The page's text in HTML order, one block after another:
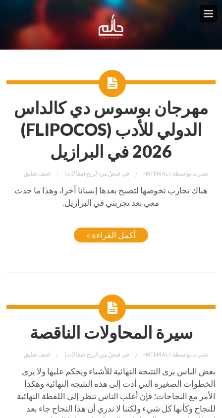
مهرجان بوسوس دي كالداس
الدولي للأدب (FLIPOCOS)
2026 في البرازيل
نشرت بواسطة: HATEM ALI في قبضٌ من الريح (مقالات) اضف تعليق
هناك تجارب تخوضها لتصبح بعدها إنسانا آخرا، وهذا ما حدث
معي بعد تجربتي في البرازيل.
أكمل القراءة »
سيرة المحاولات الناقصة
نشرت بواسطة: HATEM ALI في قبضٌ من الريح (مقالات) اضف تعليق
بعض الناس يرى النتيجة النهائية للأشياء ويحكم عليها ولا يرى
الخطوات الصغيرة التي أدت إلى هذه النتيجة النهائية وهكذا
الأمر مع النجاحات؛ فإن أغلب الناس تنظر إلى اللقطة النهائية
للنجاح وكأنها كل شيء ولكننا لا ندري أن هذا النجاح جاء بعد